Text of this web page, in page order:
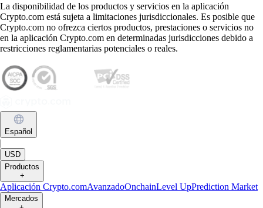
La disponibilidad de los productos y servicios en la aplicación
Crypto.com está sujeta a limitaciones jurisdiccionales. Es posible que
Crypto.com no ofrezca ciertos productos, prestaciones o servicios no
en la aplicación Crypto.com en determinadas jurisdicciones debido a
restricciones reglamentarias potenciales o reales.
Español
|
USD
Productos
+
Aplicación Crypto.comAvanzadoOnchainLevel UpPrediction Market
Mercados